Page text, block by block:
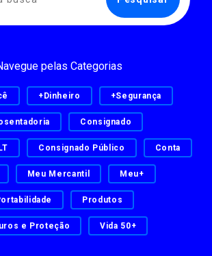
pelas Categorias
+Dinheiro +Segurança
Consignado
Consignado Público Conta
Meu Mercantil Meu+
Produtos
e Proteção Vida 50+